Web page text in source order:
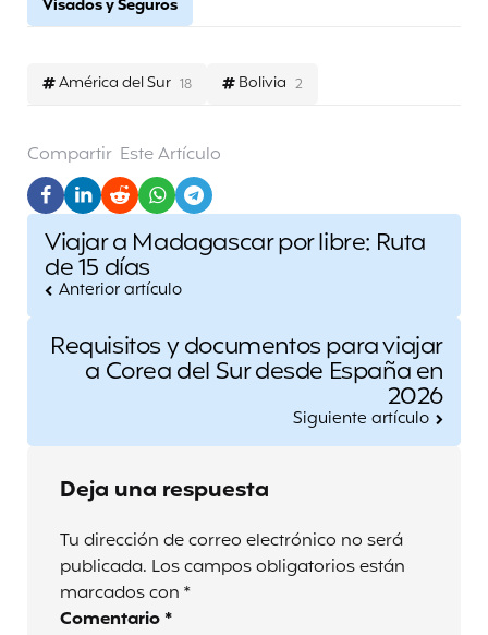
América del Sur 18 Bolivia 2
Visados y Seguros
Compartir Este Artículo
Post
navigation
Viajar a Madagascar por libre: Ruta
de 15 días
Anterior artículo
Requisitos y documentos para viajar
a Corea del Sur desde España en
2026
Siguiente artículo
Deja una respuesta
Tu dirección de correo electrónico no será
publicada. Los campos obligatorios están
marcados con *
Comentario *